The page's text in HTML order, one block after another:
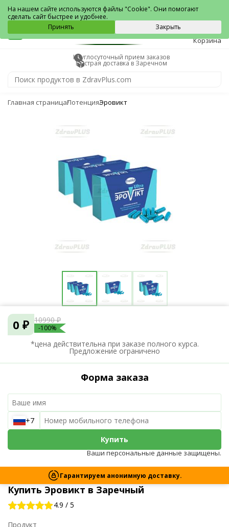
Заречный
0
Корзина
Круглосуточный прием заказов
Быстрая доставка в Заречном
Главная страницаПотенцияЭровикт
Купить Эровикт в Заречный
4.9 / 5
Продукт
0 ₽ 10990 ₽
-100%
*цена действительна при заказе полного курса.
Предложение ограничено
Форма заказа
+7
Купить
Ваши персональные данные защищены.
Гарантируем анонимную доставку.
На нашем сайте используются файлы "Cookie". Они помогают
сделать сайт быстрее и удобнее.
Принять
Закрыть